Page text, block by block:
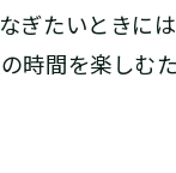
ぎたいときに
時間を楽しむ